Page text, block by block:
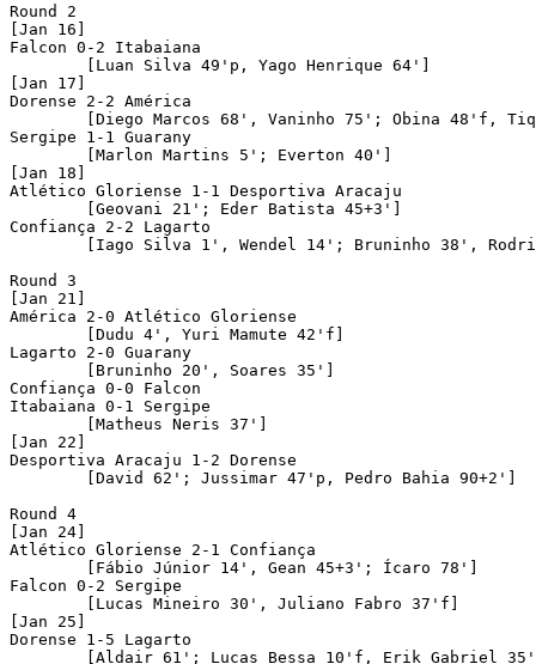
Round 2
[Jan 16]
Falcon 0-2 Itabaiana
[Jan 17]
Dorense 2-2 América
Sergipe 1-1 Guarany
[Jan 18]
Atlético Gloriense 1-1 Desportiva Aracaju
Confiança 2-2 Lagarto
Round 3
[Jan 21]
América 2-0 Atlético Gloriense
Lagarto 2-0 Guarany
Confiança 0-0 Falcon
Itabaiana 0-1 Sergipe
[Jan 22]
Desportiva Aracaju 1-2 Dorense
Round 4
[Jan 24]
Atlético Gloriense 2-1 Confiança
Falcon 0-2 Sergipe
[Jan 25]
Dorense 1-5 Lagarto